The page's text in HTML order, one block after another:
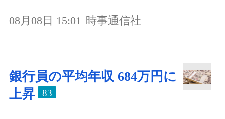
08月08日 15:01 時事通信社
銀行員の平均年収 684万円に
上昇
83